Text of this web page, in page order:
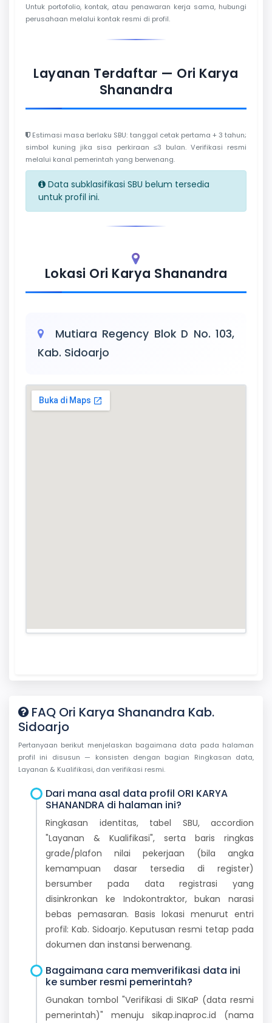
Untuk portofolio, kontak, atau penawaran kerja sama, hubungi
perusahaan melalui kontak resmi di profil.
Layanan Terdaftar — Ori Karya
Shanandra
Estimasi masa berlaku SBU: tanggal cetak pertama + 3 tahun;
simbol kuning jika sisa perkiraan ≤3 bulan. Verifikasi resmi
melalui kanal pemerintah yang berwenang.
Data subklasifikasi SBU belum tersedia
untuk profil ini.
Lokasi Ori Karya Shanandra
Mutiara Regency Blok D No. 103,
Kab. Sidoarjo
FAQ Ori Karya Shanandra Kab.
Sidoarjo
Pertanyaan berikut menjelaskan bagaimana data pada halaman
profil ini disusun — konsisten dengan bagian Ringkasan data,
Layanan & Kualifikasi, dan verifikasi resmi.
Dari mana asal data profil ORI KARYA
SHANANDRA di halaman ini?
Ringkasan identitas, tabel SBU, accordion
"Layanan & Kualifikasi", serta baris ringkas
grade/plafon nilai pekerjaan (bila angka
kemampuan dasar tersedia di register)
bersumber pada data registrasi yang
disinkronkan ke Indokontraktor, bukan narasi
bebas pemasaran. Basis lokasi menurut entri
profil: Kab. Sidoarjo. Keputusan resmi tetap pada
dokumen dan instansi berwenang.
Bagaimana cara memverifikasi data ini
ke sumber resmi pemerintah?
Gunakan tombol "Verifikasi di SIKaP (data resmi
pemerintah)" menuju sikap.inaproc.id (nama